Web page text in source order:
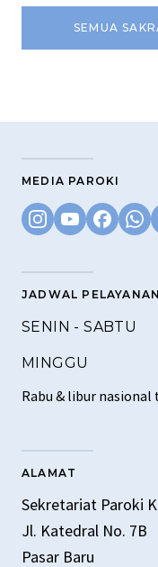
SEMUA
MEDIA PAROKI
JADWAL
SENIN - SABTU
MINGGU
Rabu & libur nasional
ALAMAT
Sekretariat Paroki
Jl. Katedral No. 7B
Pasar Baru